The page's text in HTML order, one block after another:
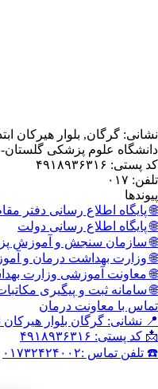
بلوار هیرکان ابتدای سایت
پزشکی گلستان- معاونت
رسانی دفتر مقام معظم
رسانی دولت
و آموزش پزشکی
درمان و آموزش پزشکی
وزارت بهداشت
و پیگیری مکاتبات مردمی
درمان
بلوار هیرکان نبش سایت